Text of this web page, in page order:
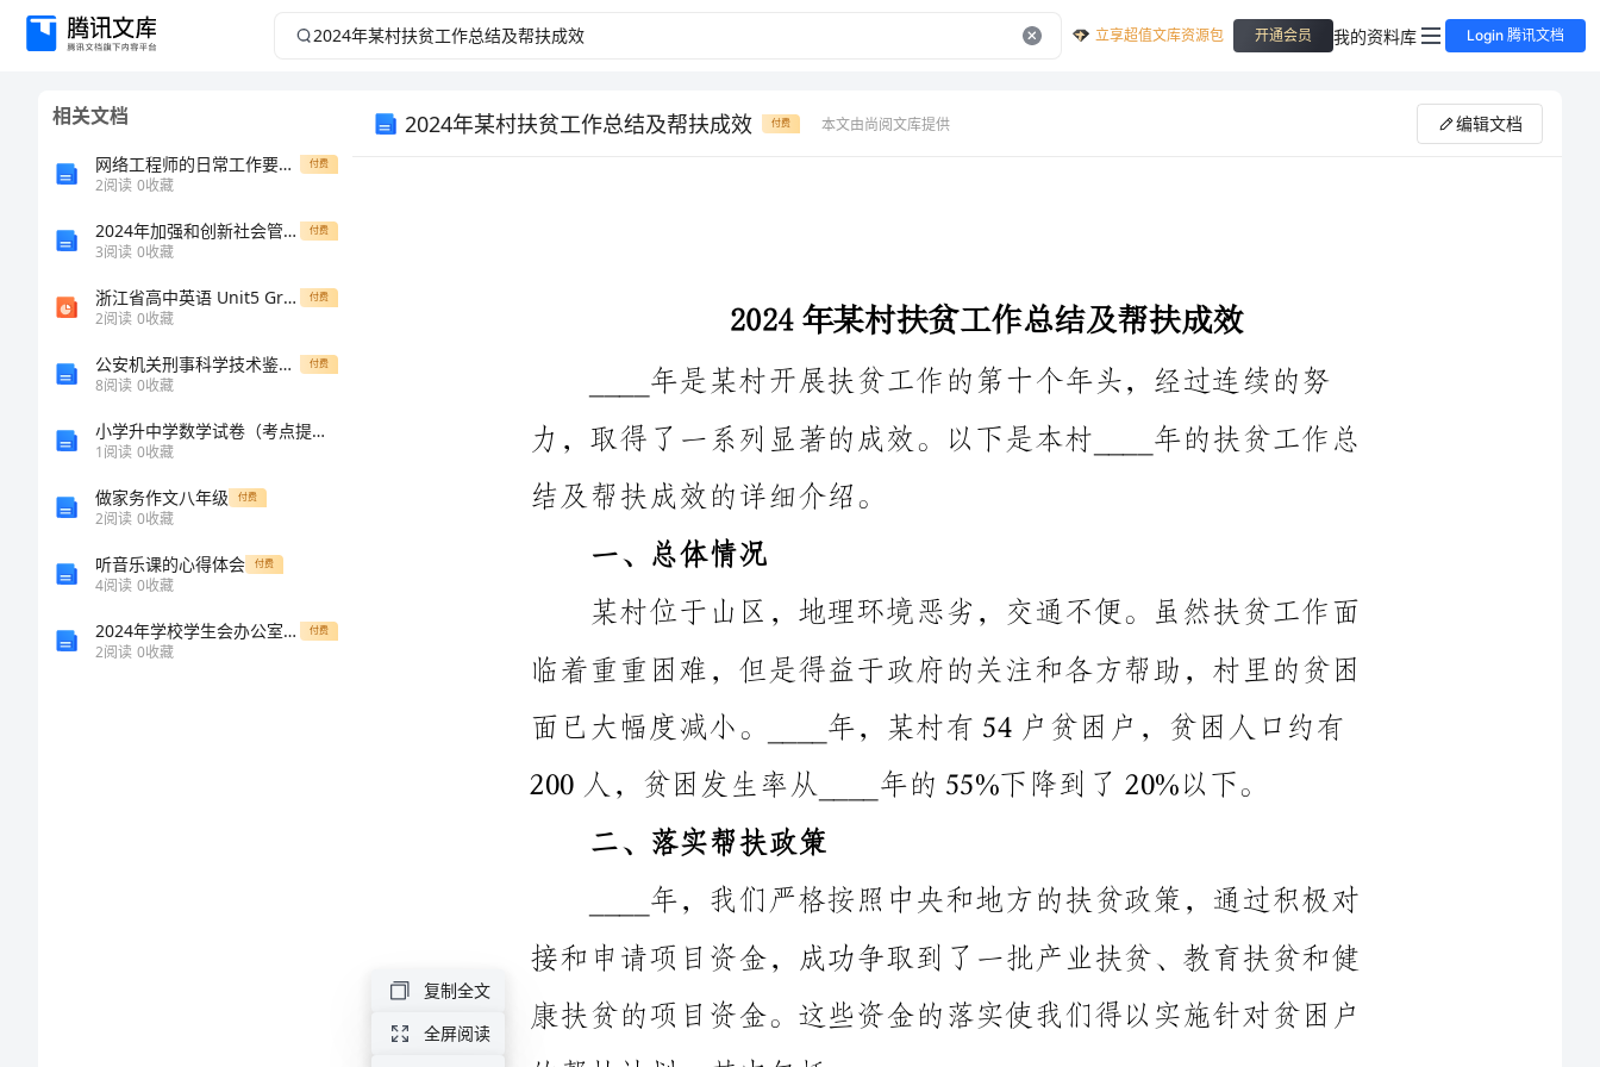
2024
立享超值文库资源包 开通会员 我的资料库 Login 腾讯文档
相关文档
网络工程师的日常工作要求和任职资格要求分享 付费
2阅读 0收藏
2024年加强和创新社会管理心得体会范文 付费
3阅读 0收藏
浙江省高中英语 Unit5 Grammar1课件 新人教版必修2 付费
2阅读 0收藏
公安机关刑事科学技术鉴定规则 付费
8阅读 0收藏
小学升中学数学试卷（考点提分）
1阅读 0收藏
做家务作文八年级 付费
2阅读 0收藏
听音乐课的心得体会 付费
4阅读 0收藏
2024年学校学生会办公室工作总结 付费
2阅读 0收藏
2024年某村扶贫工作总结及帮扶成效 付费 本文由尚阅文库提供 编辑文档
我们注重发展农业产业，帮助贫困户通过农业种植和养殖发
家致富。村里积极引进技术和资金，推广种养殖的现代化管理方
____年是某村开展扶贫工作的第十个年头，经过连续的努
结及帮扶成效的详细介绍。
一、总体情况
200人，贫困发生率从____年的55%下降到了20%以下。
二、落实帮扶政策
____年，我们严格按照中央和地方的扶贫政策，通过积极对
接和申请项目资金，成功争取到了一批产业扶贫、教育扶贫和健
的帮扶计划，其中包括：
（一）产业扶贫
复制全文
全屏阅读